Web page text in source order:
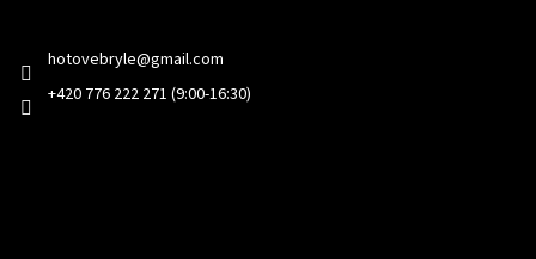
hotovebryle@gmail.com
+420 776 222 271 (9:00-16:30)